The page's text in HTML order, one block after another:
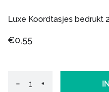
Luxe Koordtasjes bedrukt 2
€0,55
− +